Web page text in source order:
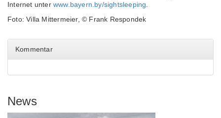
Internet unter www.bayern.by/sightsleeping
Foto: Villa Mittermeier, © Frank Respondek
Kommentar
News